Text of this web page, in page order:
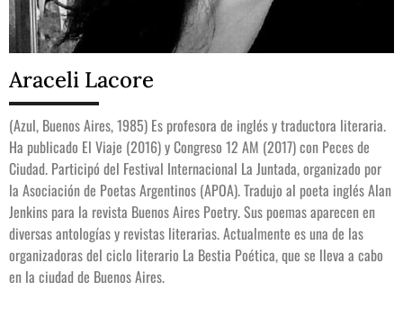
Araceli Lacore
(Azul, Buenos Aires, 1985) Es profesora de inglés y traductora literaria.
Ha publicado El Viaje (2016) y Congreso 12 AM (2017) con Peces de
Ciudad. Participó del Festival Internacional La Juntada, organizado por
la Asociación de Poetas Argentinos (APOA). Tradujo al poeta inglés Alan
Jenkins para la revista Buenos Aires Poetry. Sus poemas aparecen en
diversas antologías y revistas literarias. Actualmente es una de las
organizadoras del ciclo literario La Bestia Poética, que se lleva a cabo
en la ciudad de Buenos Aires.